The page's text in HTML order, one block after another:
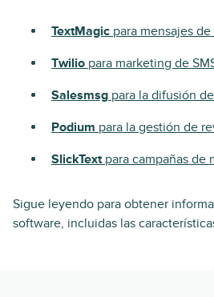
TextMagic para mensajes
Twilio para marketing de
Salesmsg para la difusión
Podium para la gestión de
SlickTextpara campañas de
Sigue leyendo para obtener
software, incluidas las